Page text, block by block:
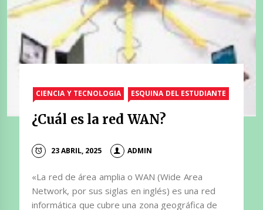
CIENCIA Y TECNOLOGIA ESQUINA DEL ESTUDIANTE
¿Cuál es la red WAN?
23 ABRIL, 2025 ADMIN
«La red de área amplia o WAN (Wide Area
Network, por sus siglas en inglés) es una red
informática que cubre una zona geográfica de